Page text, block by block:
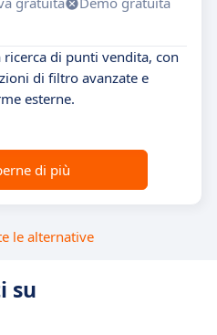
di punti vendita, con
di filtro avanzate e
esterne.
di più
le alternative
su